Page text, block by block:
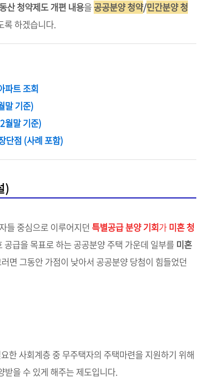
산 청약제도 개편 내용을공공분양 청약/민간분양 청
록 하겠습니다.
파트 조회
말 기준)
월말 기준)
단점 (사례 포함)
)
들 중심으로 이루어지던 특별공급 분양 기회가 미혼 청
급을 목표로 하는 공공분양 주택 가운데 일부를 미혼
면 그동안 가점이 낮아서 공공분양 당첨이 힘들었던
한 사회계층 중 무주택자의 주택마련을 지원하기 위해
받을 수 있게 해주는 제도입니다.